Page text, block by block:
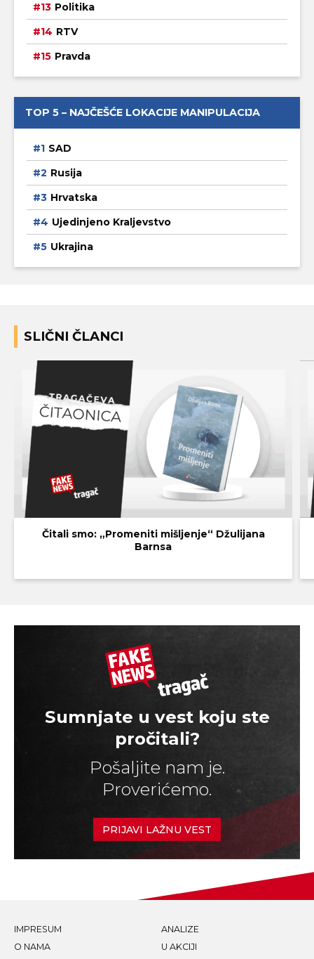
Politika
RTV
Pravda
TOP 5 – NAJČEŠĆE LOKACIJE MANIPULACIJA
SAD
Rusija
Hrvatska
Ujedinjeno Kraljevstvo
Ukrajina
SLIČNI ČLANCI
Čitali smo: „Promeniti mišljenje“ Džulijana
Barnsa
Sumnjate u vest koju ste
pročitali?
Pošaljite nam je.
Proverićemo.
PRIJAVI LAŽNU VEST
IMPRESUM
O NAMA
ANALIZE
U AKCIJI